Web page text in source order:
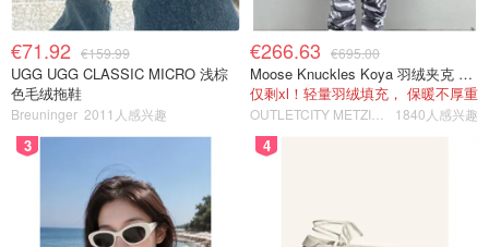
€71.92 €159.99
UGG UGG CLASSIC MICRO 浅棕
色毛绒拖鞋
Breuninger 2011人感兴趣
€266.63 €695.00
Moose Knuckles Koya 羽绒夹克 黑色
仅剩xl！轻量羽绒填充， 保暖不厚重
1840人感兴趣
3 4